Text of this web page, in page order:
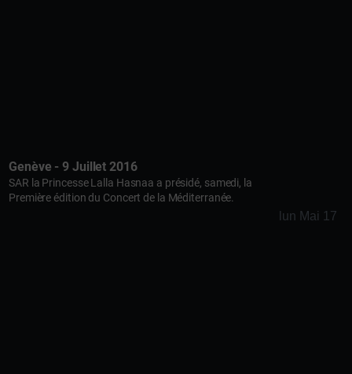
Genève - 9 Juillet 2016
SAR la Princesse Lalla Hasnaa a présidé, samedi, la
Première édition du Concert de la Méditerranée.
lun Mai 17